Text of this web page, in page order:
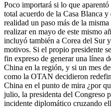
Poco importará si lo que
total acuerdo de la Casa Blanca
realidad un paso más de la
realizar en mayo de este mismo
incluyó también a Corea del Sur
motivos. Si el propio presidente
fin expreso de generar una línea
China en la región, y si un mes
como la OTAN decidieron
China en el punto de mira ¿por
julio, la presidenta del Congreso
incidente diplomático cruzando